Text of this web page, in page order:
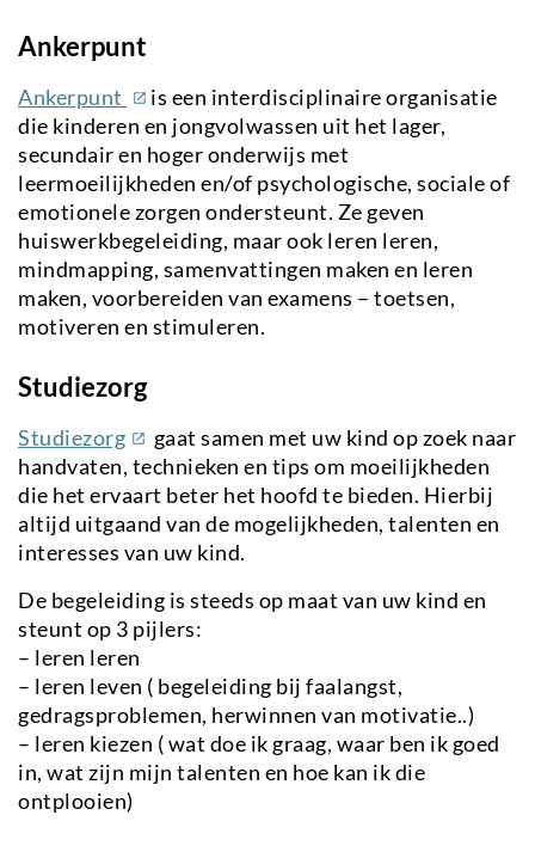
Ankerpunt
Ankerpunt (externe
link)
is een interdisciplinaire organisatie
die kinderen en jongvolwassen uit het lager,
secundair en hoger onderwijs met
leermoeilijkheden en/of psychologische, sociale of
emotionele zorgen ondersteunt. Ze geven
huiswerkbegeleiding, maar ook leren leren,
mindmapping, samenvattingen maken en leren
maken, voorbereiden van examens – toetsen,
motiveren en stimuleren.
Studiezorg
Studiezorg(externe
link)
gaat samen met uw kind op zoek naar
handvaten, technieken en tips om moeilijkheden
die het ervaart beter het hoofd te bieden. Hierbij
altijd uitgaand van de mogelijkheden, talenten en
interesses van uw kind.
De begeleiding is steeds op maat van uw kind en
steunt op 3 pijlers:
– leren leren
– leren leven ( begeleiding bij faalangst,
gedragsproblemen, herwinnen van motivatie..)
– leren kiezen ( wat doe ik graag, waar ben ik goed
in, wat zijn mijn talenten en hoe kan ik die
ontplooien)